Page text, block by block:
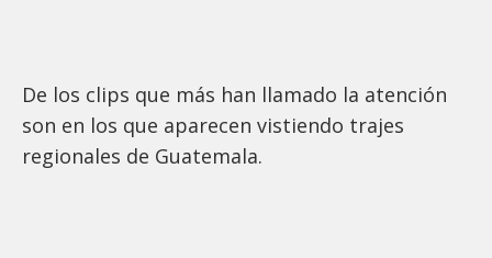
De los clips que más han llamado la atención
son en los que aparecen vistiendo trajes
regionales de Guatemala.